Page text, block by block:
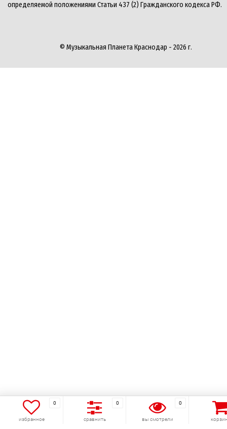
определяемой положениями Статьи 437 (2) Гражданского кодекса РФ.
© Музыкальная Планета Краснодар - 2026 г.
0
избранное
0
сравнить
0
вы смотрели